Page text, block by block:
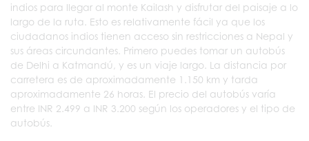
indios para llegar al monte Kailash y disfrutar del paisaje a lo
largo de la ruta. Esto es relativamente fácil ya que los
ciudadanos indios tienen acceso sin restricciones a Nepal y
sus áreas circundantes. Primero puedes tomar un autobús
de Delhi a Katmandú, y es un viaje largo. La distancia por
carretera es de aproximadamente 1.150 km y tarda
aproximadamente 26 horas. El precio del autobús varía
entre INR 2.499 a INR 3.200 según los operadores y el tipo de
autobús.